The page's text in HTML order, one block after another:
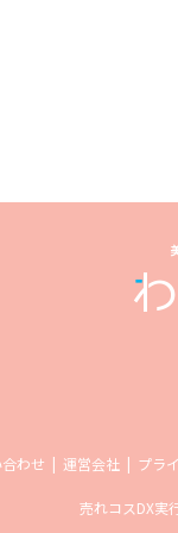
わせ 運営会社 プラ
売れコスDX実